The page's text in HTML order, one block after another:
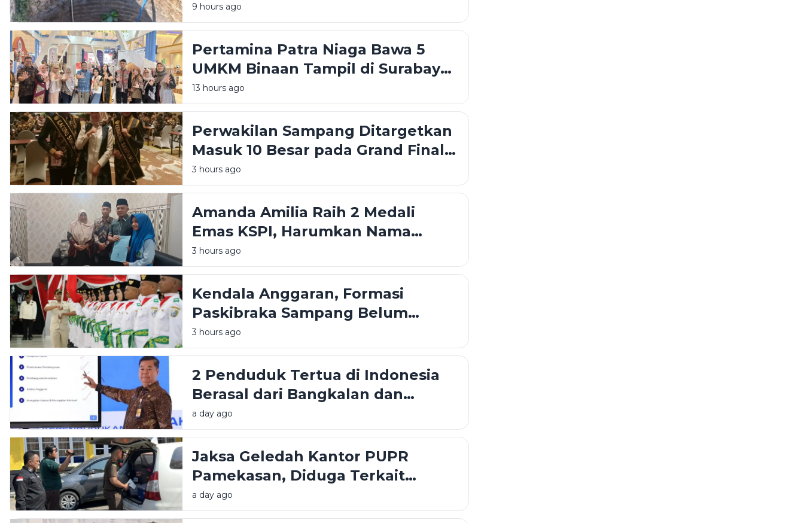
9 hours ago
Pertamina Patra Niaga Bawa 5
UMKM Binaan Tampil di Surabaya
Great Expo 2026
13 hours ago
Perwakilan Sampang Ditargetkan
Masuk 10 Besar pada Grand Final
Raka Raki Jatim 2026
3 hours ago
Amanda Amilia Raih 2 Medali
Emas KSPI, Harumkan Nama
Sampang di Tingkat Nasional
3 hours ago
Kendala Anggaran, Formasi
Paskibraka Sampang Belum
Penuhi Komposisi 17-8-45
3 hours ago
2 Penduduk Tertua di Indonesia
Berasal dari Bangkalan dan
Pamekasan
a day ago
Jaksa Geledah Kantor PUPR
Pamekasan, Diduga Terkait
Proyek Jalan Rp 3,7 Miliar.
a day ago